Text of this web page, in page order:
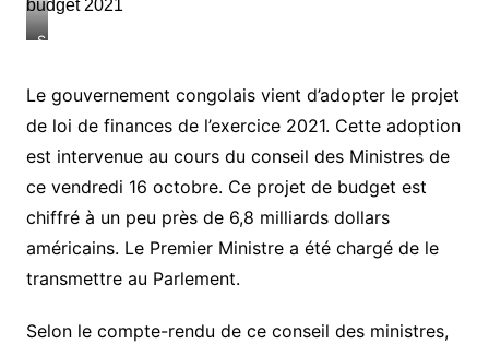
S
v
e
s
r
e
l
u
g
Le gouvernement congolais vient d’adopter le projet
de loi de finances de l’exercice 2021. Cette adoption
est intervenue au cours du conseil des Ministres de
ce vendredi 16 octobre. Ce projet de budget est
chiffré à un peu près de 6,8 milliards dollars
américains. Le Premier Ministre a été chargé de le
transmettre au Parlement.
Selon le compte-rendu de ce conseil des ministres,